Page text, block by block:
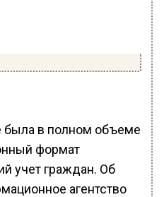
была в полном объеме
формат
учет граждан. Об
агентство